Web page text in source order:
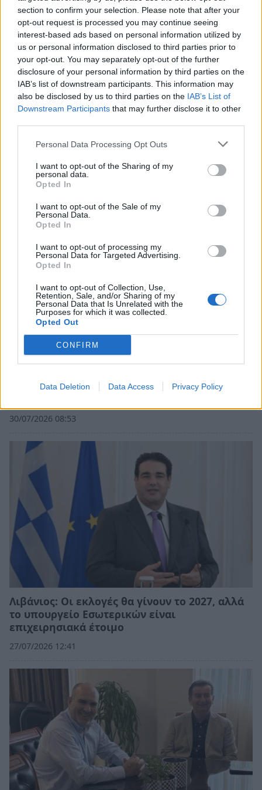
section to confirm your selection. Please note that after your
opt-out request is processed you may continue seeing
interest-based ads based on personal information utilized by
us or personal information disclosed to third parties prior to
your opt-out. You may separately opt-out of the further
disclosure of your personal information by third parties on the
IAB’s list of downstream participants. This information may
also be disclosed by us to third parties on the IAB’s List of
Downstream Participants that may further disclose it to other
Personal Data Processing Opt Outs
I want to opt-out of the Sharing of my
personal data.
Opted In
I want to opt-out of the Sale of my
Personal Data.
Opted In
I want to opt-out of processing my
Personal Data for Targeted Advertising.
Opted In
I want to opt-out of Collection, Use,
Retention, Sale, and/or Sharing of my
Personal Data that Is Unrelated with the
Purposes for which it was collected.
Opted Out
CONFIRM
Data Deletion Data Access Privacy Policy
συνεδρίαση της Δημοτικής Επιτροπής
30/07/2026 17:47
500.000€ για τα πανηγύρια» καταγγέλλει η
30/07/2026 08:53
Λιβάνιος: Οι εκλογές θα γίνουν το 2027, αλλά
το υπουργείο Εσωτερικών είναι
επιχειρησιακά έτοιμο
27/07/2026 12:41